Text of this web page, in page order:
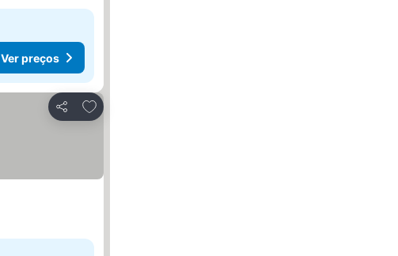
Ver preços
Partilhar
Adicionar aos favoritos